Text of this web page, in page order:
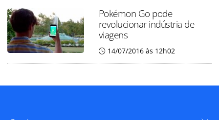
Pokémon Go pode
revolucionar indústria de
viagens
14/07/2016 às 12h02